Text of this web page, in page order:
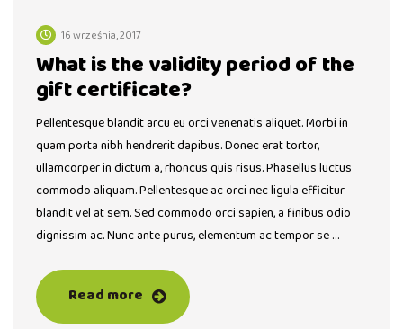
16 września, 2017
What is the validity period of the
gift certificate?
Pellentesque blandit arcu eu orci venenatis aliquet. Morbi in
quam porta nibh hendrerit dapibus. Donec erat tortor,
ullamcorper in dictum a, rhoncus quis risus. Phasellus luctus
commodo aliquam. Pellentesque ac orci nec ligula efficitur
blandit vel at sem. Sed commodo orci sapien, a finibus odio
dignissim ac. Nunc ante purus, elementum ac tempor se …
Read more